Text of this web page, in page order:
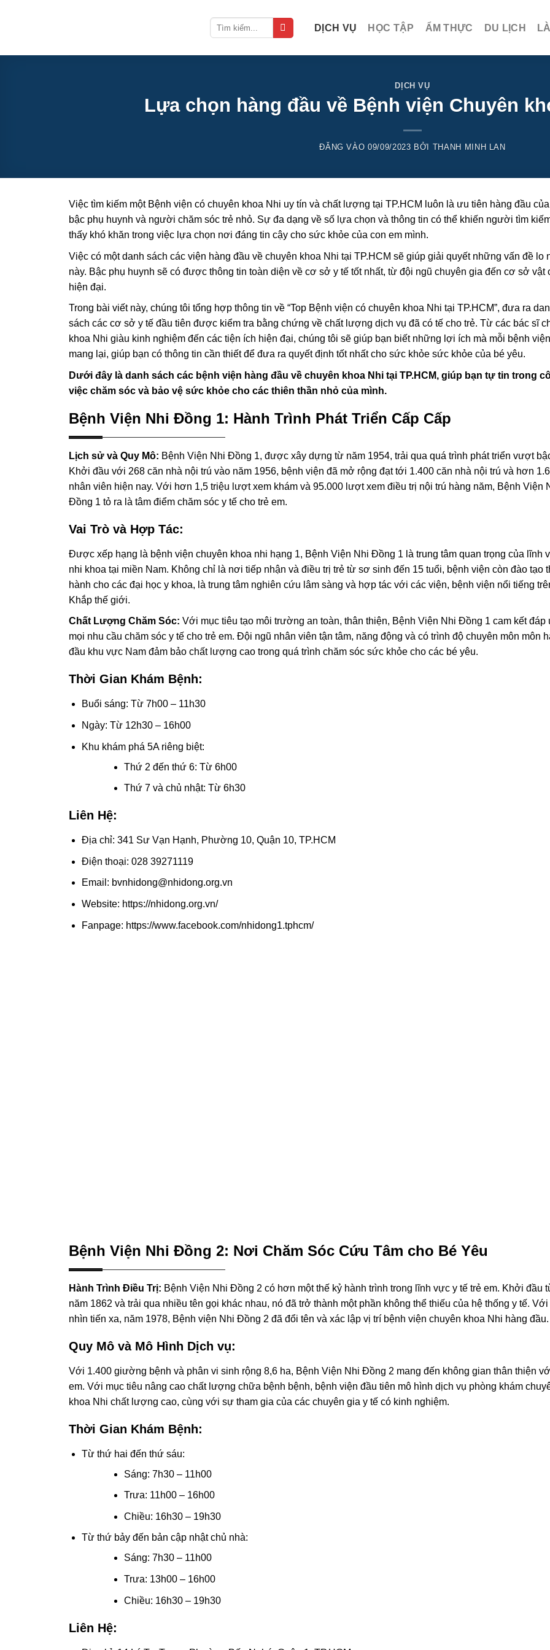
dung
DỊCH VỤ HỌC TẬP ẨM THỰC DU LỊCH
DỊCH VỤ
Lựa chọn hàng đầu về Bệnh viện Chuyên
ĐĂNG VÀO09/09/2023 BỞI THANH MINH LAN
Việc tìm kiếm một Bệnh viện có chuyên khoa Nhi uy tín và chất lượng tại TP.HCM luôn là ưu tiên hàng đầu
bậc phụ huynh và người chăm sóc trẻ nhỏ. Sự đa dạng về số lựa chọn và thông tin có thể khiến người tìm
thấy khó khăn trong việc lựa chọn nơi đáng tin cậy cho sức khỏe của con em mình.
Việc có một danh sách các viện hàng đầu về chuyên khoa Nhi tại TP.HCM sẽ giúp giải quyết những vấn đề lo
này. Bậc phụ huynh sẽ có được thông tin toàn diện về cơ sở y tế tốt nhất, từ đội ngũ chuyên gia đến cơ sở vật
hiện đại.
Trong bài viết này, chúng tôi tổng hợp thông tin về “Top Bệnh viện có chuyên khoa Nhi tại TP.HCM”, đưa ra
sách các cơ sở y tế đầu tiên được kiểm tra bằng chứng về chất lượng dịch vụ đã có tế cho trẻ. Từ các bác sĩ
khoa Nhi giàu kinh nghiệm đến các tiện ích hiện đại, chúng tôi sẽ giúp bạn biết những lợi ích mà mỗi bệnh viện
mang lại, giúp bạn có thông tin cần thiết để đưa ra quyết định tốt nhất cho sức khỏe sức khỏe của bé yêu.
Dưới đây là danh sách các bệnh viện hàng đầu về chuyên khoa Nhi tại TP.HCM, giúp bạn tự tin trong
việc chăm sóc và bảo vệ sức khỏe cho các thiên thần nhỏ của mình.
Bệnh Viện Nhi Đồng 1: Hành Trình Phát Triển Cấp Cấp
Lịch sử và Quy Mô: Bệnh Viện Nhi Đồng 1, được xây dựng từ năm 1954, trải qua quá trình phát triển vượt
Khởi đầu với 268 căn nhà nội trú vào năm 1956, bệnh viện đã mở rộng đạt tới 1.400 căn nhà nội trú và hơn
nhân viên hiện nay. Với hơn 1,5 triệu lượt xem khám và 95.000 lượt xem điều trị nội trú hàng năm, Bệnh Viện
Đồng 1 tỏ ra là tâm điểm chăm sóc y tế cho trẻ em.
Vai Trò và Hợp Tác:
Được xếp hạng là bệnh viện chuyên khoa nhi hạng 1, Bệnh Viện Nhi Đồng 1 là trung tâm quan trọng của lĩnh
nhi khoa tại miền Nam. Không chỉ là nơi tiếp nhận và điều trị trẻ từ sơ sinh đến 15 tuổi, bệnh viện còn đào tạo
hành cho các đại học y khoa, là trung tâm nghiên cứu lâm sàng và hợp tác với các viện, bệnh viện nổi tiếng
Khắp thế giới.
Chất Lượng Chăm Sóc: Với mục tiêu tạo môi trường an toàn, thân thiện, Bệnh Viện Nhi Đồng 1 cam kết đáp
mọi nhu cầu chăm sóc y tế cho trẻ em. Đội ngũ nhân viên tận tâm, năng động và có trình độ chuyên môn môn
đầu khu vực Nam đảm bảo chất lượng cao trong quá trình chăm sóc sức khỏe cho các bé yêu.
Thời Gian Khám Bệnh:
Buổi sáng: Từ 7h00 – 11h30
Ngày: Từ 12h30 – 16h00
Khu khám phá 5A riêng biệt:
Thứ 2 đến thứ 6: Từ 6h00
Thứ 7 và chủ nhật: Từ 6h30
Liên Hệ:
Địa chỉ: 341 Sư Vạn Hạnh, Phường 10, Quận 10, TP.HCM
Điện thoại: 028 39271119
Email: bvnhidong@nhidong.org.vn
Website: https://nhidong.org.vn/
Fanpage: https://www.facebook.com/nhidong1.tphcm/
Bệnh Viện Nhi Đồng 2: Nơi Chăm Sóc Cứu Tâm cho Bé Yêu
Hành Trình Điều Trị: Bệnh Viện Nhi Đồng 2 có hơn một thế kỷ hành trình trong lĩnh vực y tế trẻ em. Khởi đầu
năm 1862 và trải qua nhiều tên gọi khác nhau, nó đã trở thành một phần không thể thiếu của hệ thống y tế. Với
nhìn tiến xa, năm 1978, Bệnh viện Nhi Đồng 2 đã đổi tên và xác lập vị trí bệnh viện chuyên khoa Nhi hàng đầu.
Quy Mô và Mô Hình Dịch vụ:
Với 1.400 giường bệnh và phân vi sinh rộng 8,6 ha, Bệnh Viện Nhi Đồng 2 mang đến không gian thân thiện
em. Với mục tiêu nâng cao chất lượng chữa bệnh bệnh, bệnh viện đầu tiên mô hình dịch vụ phòng khám
khoa Nhi chất lượng cao, cùng với sự tham gia của các chuyên gia y tế có kinh nghiệm.
Thời Gian Khám Bệnh:
Từ thứ hai đến thứ sáu:
Sáng: 7h30 – 11h00
Trưa: 11h00 – 16h00
Chiều: 16h30 – 19h30
Từ thứ bảy đến bản cập nhật chủ nhà:
Sáng: 7h30 – 11h00
Trưa: 13h00 – 16h00
Chiều: 16h30 – 19h30
Liên Hệ: